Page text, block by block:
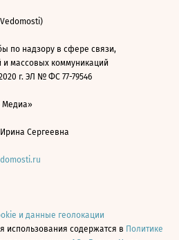
по надзору в сфере связи,
массовых коммуникаций
г. ЭЛ № ФС 77-79546
Медиа»
Сергеевна
и данные геолокации
использования содержатся в Политике